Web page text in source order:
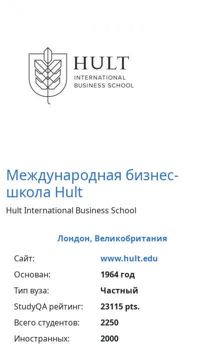
Международная бизнес-
школа Hult
Hult International Business School
Лондон, Великобритания
Сайт:
www.hult.edu
Основан:
1964 год
Тип вуза:
Частный
StudyQA рейтинг:
23115 pts.
Всего студентов:
2250
Иностранных:
2000